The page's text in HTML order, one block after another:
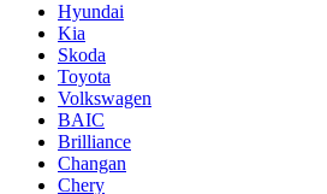
Hyundai
Kia
Skoda
Toyota
Volkswagen
BAIC
Brilliance
Changan
Chery